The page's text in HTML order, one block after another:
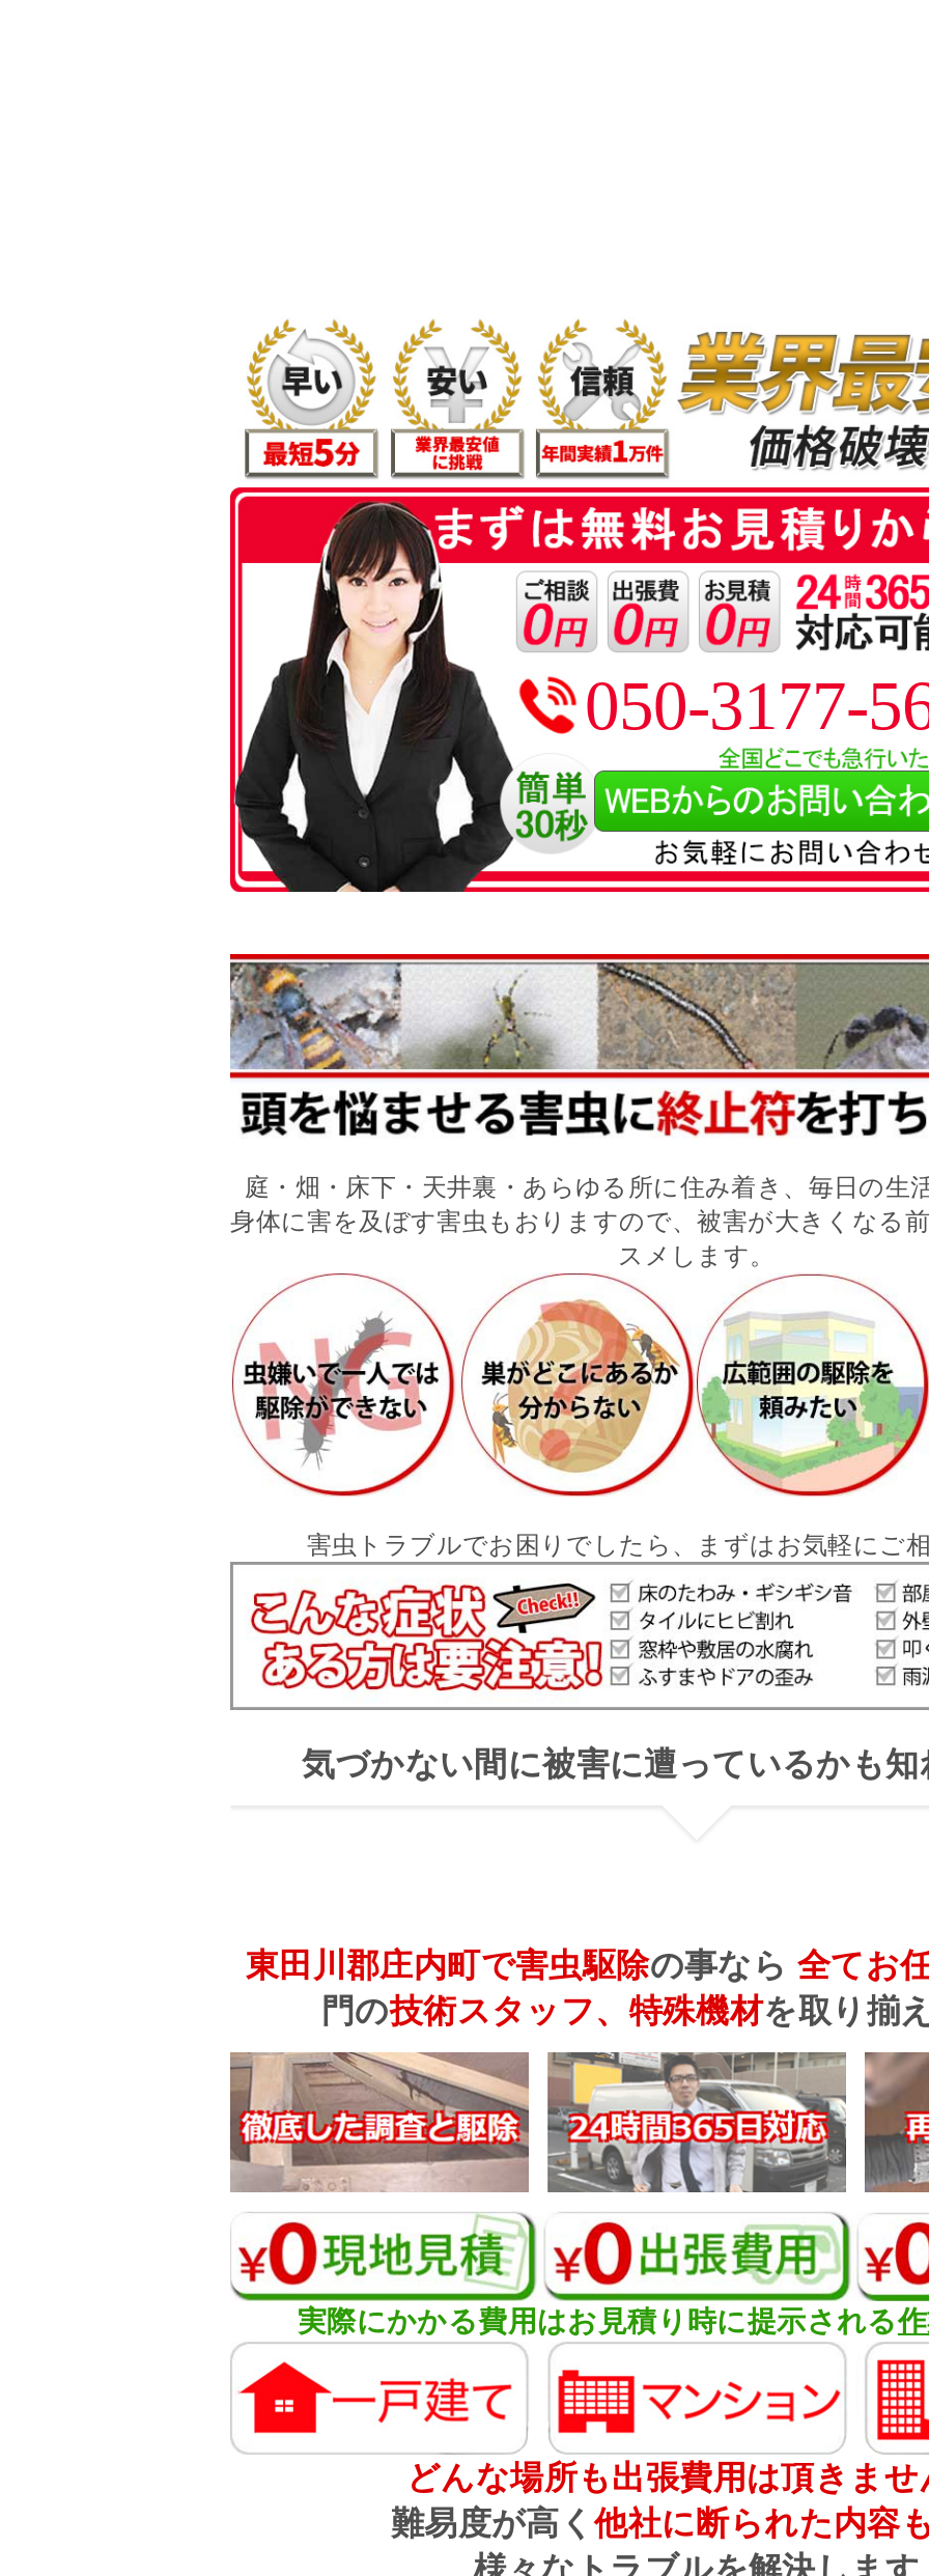
050-3177-
庭・畑・床下・天井裏・あらゆる所に住み着き、毎日の生
身体に害を及ぼす害虫もおりますので、被害が大きくなる
スメします。
害虫トラブルでお困りでしたら、まずはお気軽にご
気づかない間に被害に遭っているかも
東田川郡庄内町で害虫駆除の事なら 全てお
門の技術スタッフ、特殊機材を取り揃
実際にかかる費用はお見積り時に提示される
どんな場所も出張費用は頂きませ
難易度が高く他社に断られた内容